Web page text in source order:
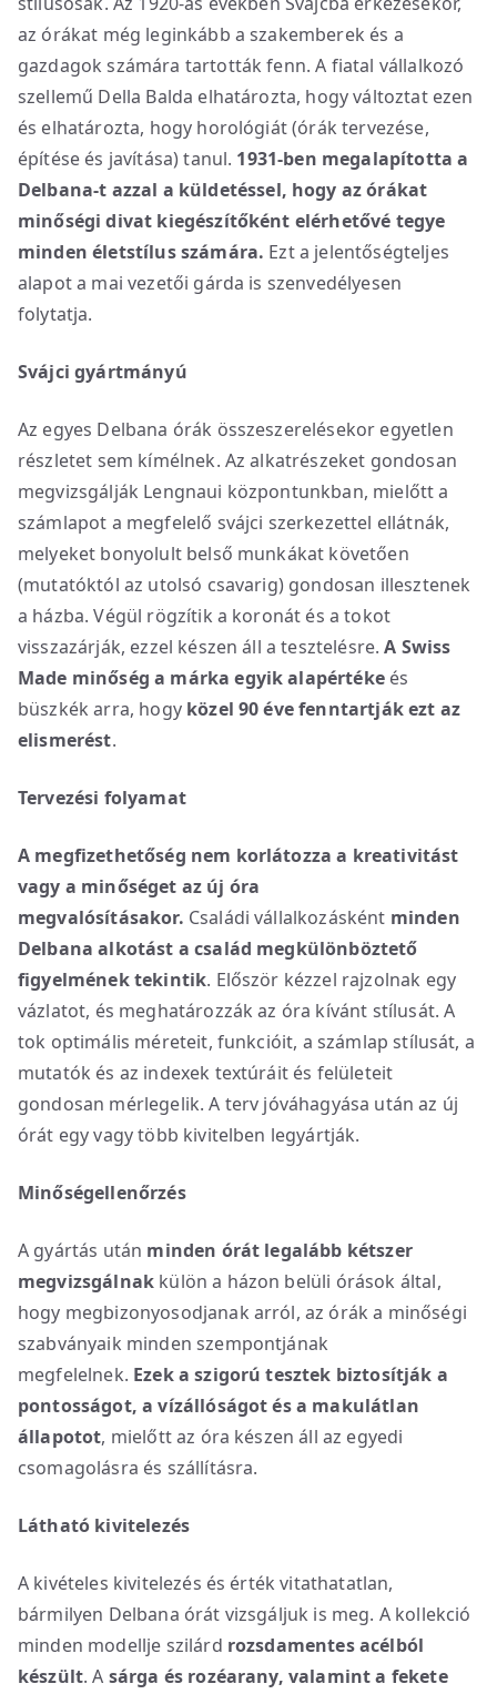
az órákat még leginkább a szakemberek és a
gazdagok számára tartották fenn. A fiatal vállalkozó
szellemű Della Balda elhatározta, hogy változtat ezen
és elhatározta, hogy horológiát (órák tervezése,
építése és javítása) tanul. 1931-ben megalapította a
Delbana-t azzal a küldetéssel, hogy az órákat
minőségi divat kiegészítőként elérhetővé tegye
minden életstílus számára. Ezt a jelentőségteljes
alapot a mai vezetői gárda is szenvedélyesen
folytatja.
Svájci gyártmányú
Az egyes Delbana órák összeszerelésekor egyetlen
részletet sem kímélnek. Az alkatrészeket gondosan
megvizsgálják Lengnaui központunkban, mielőtt a
számlapot a megfelelő svájci szerkezettel ellátnák,
melyeket bonyolult belső munkákat követően
(mutatóktól az utolsó csavarig) gondosan illesztenek
a házba. Végül rögzítik a koronát és a tokot
visszazárják, ezzel készen áll a tesztelésre.A Swiss
Made minőség a márka egyik alapértékeés
büszkék arra, hogy közel 90 éve fenntartják ezt az
elismerést.
Tervezési folyamat
A megfizethetőség nem korlátozza a kreativitást
vagy a minőséget az új óra
megvalósításakor. Családi vállalkozásként minden
Delbana alkotást a család megkülönböztető
figyelmének tekintik. Először kézzel rajzolnak egy
vázlatot, és meghatározzák az óra kívánt stílusát. A
tok optimális méreteit, funkcióit, a számlap stílusát, a
mutatók és az indexek textúráit és felületeit
gondosan mérlegelik. A terv jóváhagyása után az új
órát egy vagy több kivitelben legyártják.
Minőségellenőrzés
A gyártás után minden órát legalább kétszer
megvizsgálnak külön a házon belüli órások által,
hogy megbizonyosodjanak arról, az órák a minőségi
szabványaik minden szempontjának
megfelelnek. Ezek a szigorú tesztek biztosítják a
pontosságot, a vízállóságot és a makulátlan
állapotot, mielőtt az óra készen áll az egyedi
csomagolásra és szállításra.
Látható kivitelezés
A kivételes kivitelezés és érték vitathatatlan,
bármilyen Delbana órát vizsgáljuk is meg. A kollekció
minden modellje szilárd rozsdamentes acélból
készült. A sárga és rozéarany, valamint a fekete